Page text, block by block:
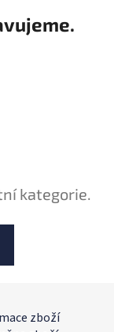
kategorie.
zboží